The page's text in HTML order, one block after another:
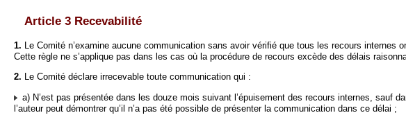
Article 3 Recevabilité
1. Le Comité n’examine aucune communication sans avoir vérifié que tous les recours internes
Cette règle ne s’applique pas dans les cas où la procédure de recours excède des délais
2. Le Comité déclare irrecevable toute communication qui :
a) N’est pas présentée dans les douze mois suivant l’épuisement des recours internes, sauf
l’auteur peut démontrer qu’il n’a pas été possible de présenter la communication dans ce délai ;